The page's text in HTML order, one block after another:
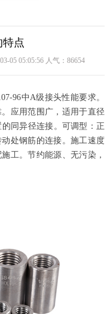
特点
05 05:05:56 人气：86654
96中A级接头性能要求。
应用范围广，适用于直径
同异径连接。可调型：正
处钢筋的连接。施工速度
工。节约能源、无污染，